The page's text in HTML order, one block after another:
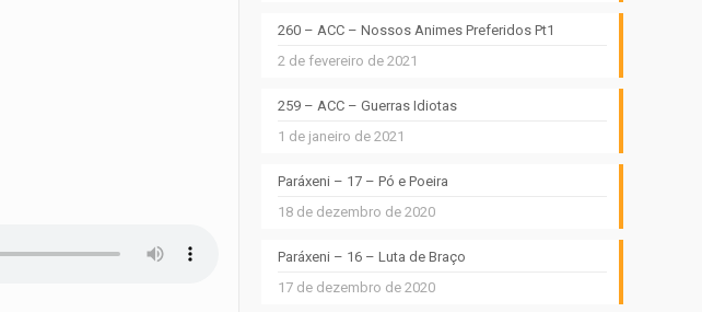
260 – ACC – Nossos Animes Preferidos Pt1
2 de fevereiro de 2021
259 – ACC – Guerras Idiotas
1 de janeiro de 2021
Paráxeni – 17 – Pó e Poeira
18 de dezembro de 2020
Paráxeni – 16 – Luta de Braço
17 de dezembro de 2020